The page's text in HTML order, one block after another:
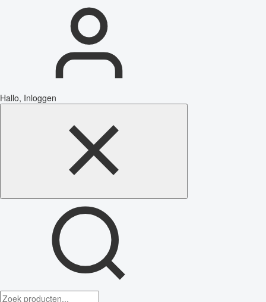
Hallo, Inloggen